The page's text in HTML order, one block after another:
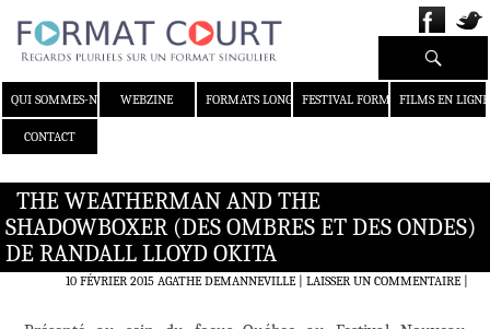
QUI SOMMES-NOUS ?WEBZINE FORMATS LONGS FESTIVAL FORMAT COURT
FILMS EN LIGNE
CONTACT
Recherche
THE WEATHERMAN AND THE
SHADOWBOXER (DES OMBRES ET DES ONDES)
DE RANDALL LLOYD OKITA
10 FÉVRIER 2015 AGATHE DEMANNEVILLE LAISSER UN COMMENTAIRE|